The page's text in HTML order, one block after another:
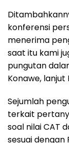
konferensi
menerima
saat itu kami
pungutan
Konawe, lanjut
Sejumlah
terkait
soal nilai CAT
sesuai dengan